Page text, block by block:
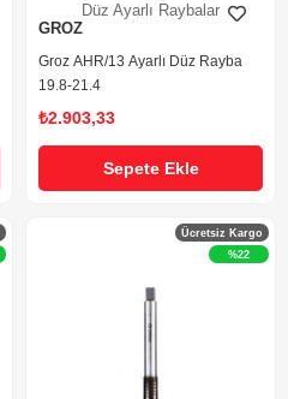
Düz Ayarlı Raybalar
GROZ
Groz AHR/13 Ayarlı Düz Rayba
19.8-21.4
₺2.903,33
Sepete Ekle
Ücretsiz Kargo
%22